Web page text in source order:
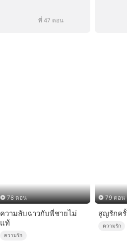
ที่ 47 ตอน
78 ตอน
ความลับฉาวกับพี่ชายไม่
แท้
ความรัก
79 ตอน
สูญรักค
ความรัก